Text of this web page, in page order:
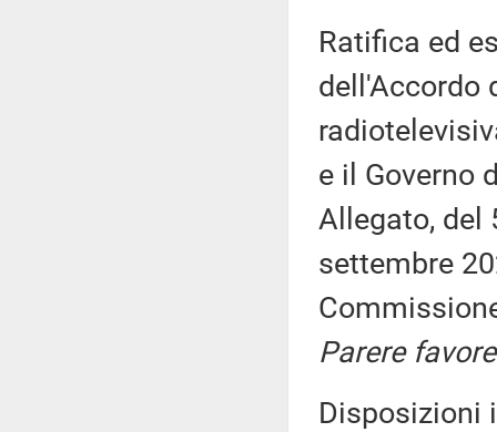
Ratifica ed
dell'Accordo
e il Governo
Allegato, del
settembre
Parere
Disposizioni